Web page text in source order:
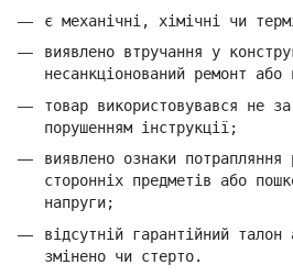
є механічні, хімічні чи
виявлено втручання у
несанкціонований ремонт або
товар використовувався не
порушенням інструкції;
виявлено ознаки
сторонніх предметів або
напруги;
відсутній гарантійний
змінено чи стерто.